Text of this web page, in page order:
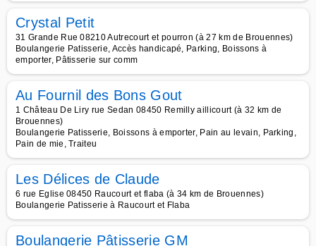
Crystal Petit
31 Grande Rue 08210 Autrecourt et pourron (à 27 km de Brouennes)
Boulangerie Patisserie, Accès handicapé, Parking, Boissons à
emporter, Pâtisserie sur comm
Au Fournil des Bons Gout
1 Château De Liry rue Sedan 08450 Remilly aillicourt (à 32 km de
Brouennes)
Boulangerie Patisserie, Boissons à emporter, Pain au levain, Parking,
Pain de mie, Traiteu
Les Délices de Claude
6 rue Eglise 08450 Raucourt et flaba (à 34 km de Brouennes)
Boulangerie Patisserie à Raucourt et Flaba
Boulangerie Pâtisserie GM